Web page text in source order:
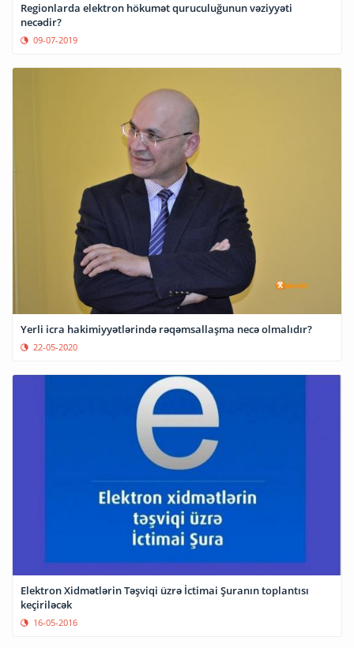
Regionlarda elektron hökumət quruculuğunun vəziyyəti
necədir?
09-07-2019
Yerli icra hakimiyyətlərində rəqəmsallaşma necə olmalıdır?
22-05-2020
Elektron Xidmətlərin Təşviqi üzrə İctimai Şuranın toplantısı
keçiriləcək
16-05-2016